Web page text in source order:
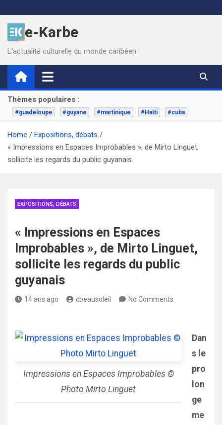
to
contente-Karbe
L'actualité culturelle du monde caribéen
Thèmes populaires :
#guadeloupe #guyane #martinique #Haïti #cuba
Home
Expositions, débats
« Impressions en Espaces Improbables », de Mirto Linguet,
sollicite les regards du public guyanais
EXPOSITIONS, DÉBATS
« Impressions en Espaces
Improbables », de Mirto Linguet,
sollicite les regards du public
guyanais
14 ans ago cbeausoleil No Comments
Impressions en Espaces Improbables ©
Photo Mirto Linguet
Dan
s le
pro
lon
ge
me